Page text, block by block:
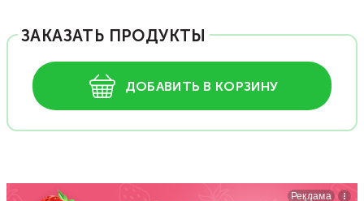
ЗАКАЗАТЬ ПРОДУКТЫ
ДОБАВИТЬ В КОРЗИНУ